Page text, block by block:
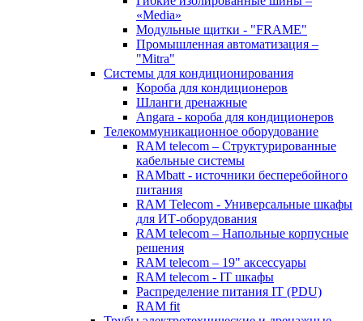
«Media»
Модульные щитки - "FRAME"
Промышленная автоматизация –
"Mitra"
Системы для кондиционирования
Короба для кондиционеров
Шланги дренажные
Angara - короба для кондиционеров
Телекоммуникационное оборудование
RAM telecom – Структурированные
кабельные системы
RAMbatt - источники бесперебойного
питания
RAM Telecom - Универсальные шкафы
для ИТ-оборудования
RAM telecom – Напольные корпусные
решения
RAM telecom – 19" аксессуары
RAM telecom - IT шкафы
Распределение питания IT (PDU)
RAM fit